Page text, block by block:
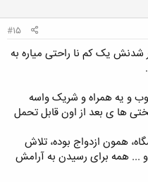
#15
شدنش یک کم نا راحتی میاره به
و یه همراه و شریک واسه
ها ی بعد از اون قابل تحمل
همون ازدواج بوده، تلاش
... همه برای رسیدن به آرامش